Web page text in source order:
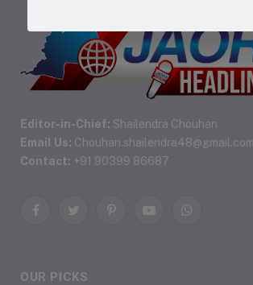
Editor-in-Chief: Shailendra Chouhan
Email Us: Chouhan.shailendra48@gmail.com
Contact: +91 90399 86687
FacebookTwitterPinterestYouTubeWhatsApp
OUR PICKS